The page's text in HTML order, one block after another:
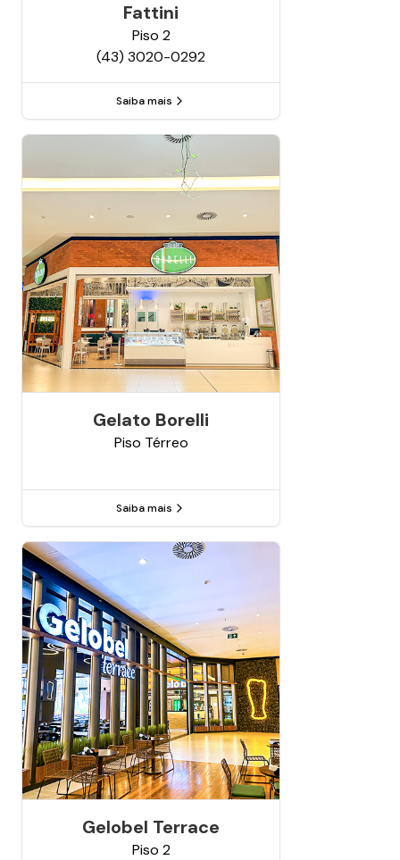
Fattini
Piso 2
(43) 3020-0292
Saiba mais
Gelato Borelli
Piso Térreo
Saiba mais
Gelobel Terrace
Piso 2